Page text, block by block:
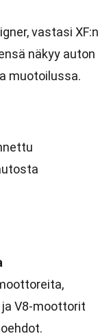
vastasi XF:n
näkyy auton
muotoilussa.
V8-moottorit